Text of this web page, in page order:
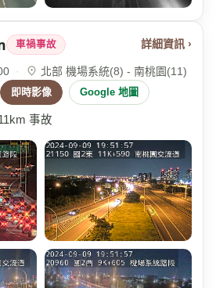
車禍事故 詳細資訊 ›
·
北部 機場系統(8) - 南桃園(11)
即時影像 Google 地圖
事故